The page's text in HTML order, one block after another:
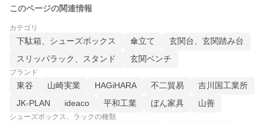
このページの関連情報
カテゴリ
下駄箱、シューズボックス 傘立て
玄関台、玄関踏み台
スリッパラック、スタンド
玄関ベンチ
ブランド
東谷 山崎実業 HAGiHARA 不二貿易
吉川国工業所
JK-PLAN
ideaco 平和工業 ぼん家具 山善
シューズボックス、ラックの種類